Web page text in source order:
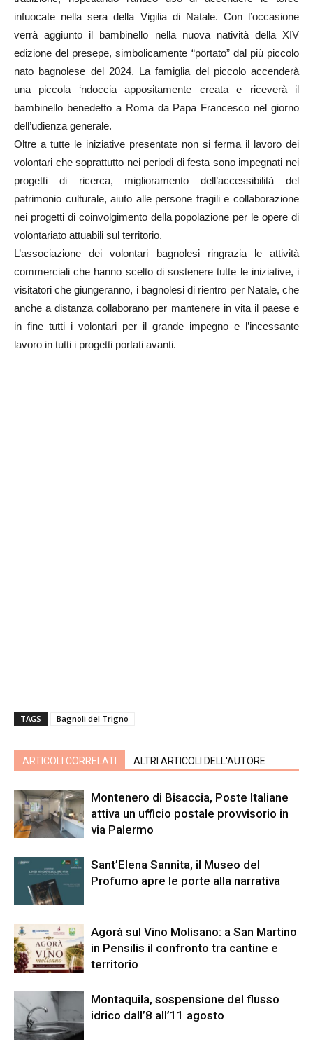
infuocate nella sera della Vigilia di Natale. Con l’occasione
verrà aggiunto il bambinello nella nuova natività della XIV
edizione del presepe, simbolicamente “portato” dal più piccolo
nato bagnolese del 2024. La famiglia del piccolo accenderà
una piccola ‘ndoccia appositamente creata e riceverà il
bambinello benedetto a Roma da Papa Francesco nel giorno
dell’udienza generale.
Oltre a tutte le iniziative presentate non si ferma il lavoro dei
volontari che soprattutto nei periodi di festa sono impegnati nei
progetti di ricerca, miglioramento dell’accessibilità del
patrimonio culturale, aiuto alle persone fragili e collaborazione
nei progetti di coinvolgimento della popolazione per le opere di
volontariato attuabili sul territorio.
L’associazione dei volontari bagnolesi ringrazia le attività
commerciali che hanno scelto di sostenere tutte le iniziative, i
visitatori che giungeranno, i bagnolesi di rientro per Natale, che
anche a distanza collaborano per mantenere in vita il paese e
in fine tutti i volontari per il grande impegno e l’incessante
lavoro in tutti i progetti portati avanti.
TAGS Bagnoli del Trigno
ARTICOLI CORRELATI ALTRI ARTICOLI DELL'AUTORE
Montenero di Bisaccia, Poste Italiane
attiva un ufficio postale provvisorio in
via Palermo
Sant’Elena Sannita, il Museo del
Profumo apre le porte alla narrativa
Agorà sul Vino Molisano: a San Martino
in Pensilis il confronto tra cantine e
territorio
Montaquila, sospensione del flusso
idrico dall’8 all’11 agosto